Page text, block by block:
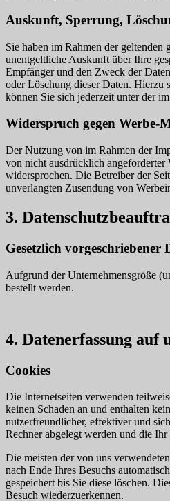
Auskunft, Sperrung,
Sie haben im Rahmen der geltenden
unentgeltliche Auskunft über Ihre
Empfänger und den Zweck der
oder Löschung dieser Daten. Hierzu
können Sie sich jederzeit unter der
Widerspruch gegen Werbe-
Der Nutzung von im Rahmen der
von nicht ausdrücklich
widersprochen. Die Betreiber der
unverlangten Zusendung von
3.
Gesetzlich vorgeschriebener
Aufgrund der Unternehmensgröße
bestellt werden.
4. Datenerfassung auf
Cookies
Die Internetseiten verwenden
keinen Schaden an und enthalten
nutzerfreundlicher, effektiver und
Rechner abgelegt werden und die
Die meisten der von uns
nach Ende Ihres Besuchs
gespeichert bis Sie diese löschen.
Besuch wiederzuerkennen.